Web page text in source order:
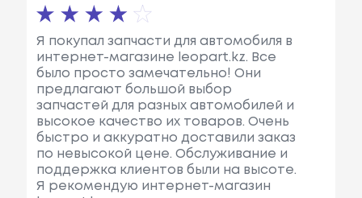
Я покупал запчасти для автомобиля в
интернет-магазине leopart.kz. Все
было просто замечательно! Они
предлагают большой выбор
запчастей для разных автомобилей и
высокое качество их товаров. Очень
быстро и аккуратно доставили заказ
по невысокой цене. Обслуживание и
поддержка клиентов были на высоте.
Я рекомендую интернет-магазин